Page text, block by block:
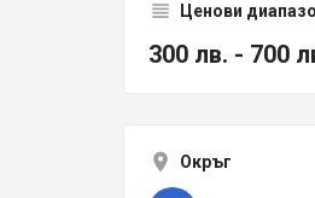
Ценови
300 лв. - 700
Окръг